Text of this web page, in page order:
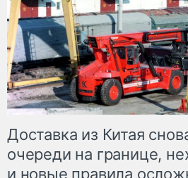
Доставка из Китая
очереди на границе,
и новые правила